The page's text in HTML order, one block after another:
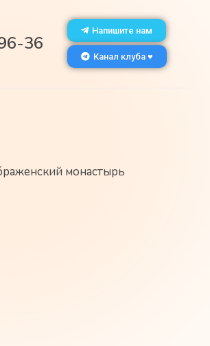
36
Напишите нам
Канал клуба ♥
монастырь